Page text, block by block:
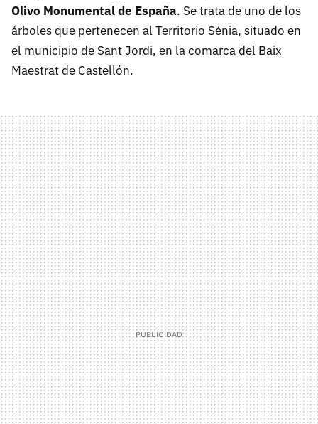
Olivo Monumental de España. Se trata de uno de los
árboles que pertenecen al Territorio Sénia, situado en
el municipio de Sant Jordi, en la comarca del Baix
Maestrat de Castellón.